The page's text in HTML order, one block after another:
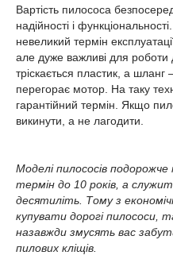
Вартість пилососа
надійності і
невеликий термін
але дуже важливі для роботи
тріскається пластик, а шланг
перегорає мотор. На таку
гарантійний термін. Якщо
викинути, а не лагодити.
Моделі пилососів
термін до 10 років, а
десятиліть. Тому з
купувати дорогі пилососи,
назавжди змусять вас
пилових кліщів.